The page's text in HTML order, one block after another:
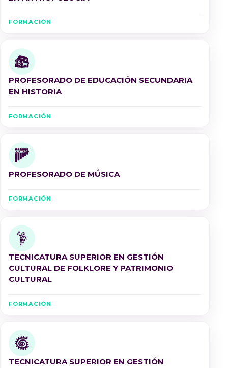
FORMACIÓN
PROFESORADO DE EDUCACIÓN SECUNDARIA
EN HISTORIA
FORMACIÓN
PROFESORADO DE MÚSICA
FORMACIÓN
TECNICATURA SUPERIOR EN GESTIÓN
CULTURAL DE FOLKLORE Y PATRIMONIO
CULTURAL
FORMACIÓN
TECNICATURA SUPERIOR EN GESTIÓN